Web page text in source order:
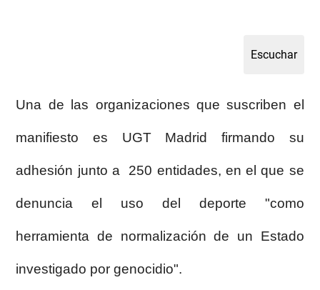
Una de las organizaciones que suscriben el
manifiesto es UGT Madrid firmando su
adhesión junto a 250 entidades, en el que se
denuncia el uso del deporte "como
herramienta de normalización de un Estado
investigado por genocidio".